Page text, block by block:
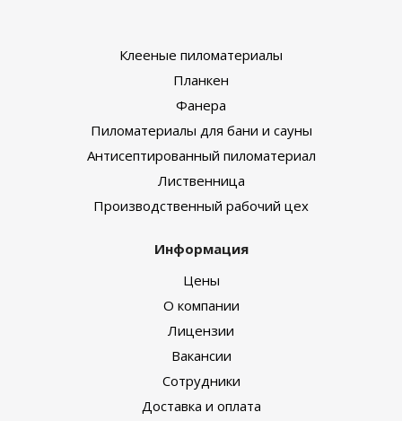
Клееные пиломатериалы
Планкен
Фанера
Пиломатериалы для бани и сауны
Антисептированный пиломатериал
Лиственница
Производственный рабочий цех
Информация
Цены
О компании
Лицензии
Вакансии
Сотрудники
Доставка и оплата